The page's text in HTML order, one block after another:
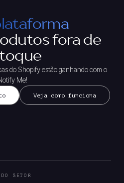
fora de
do Shopify estão ganhando com o
Me!
Veja como funciona
SETOR